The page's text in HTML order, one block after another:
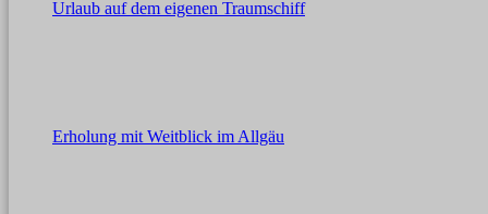
Urlaub auf dem eigenen Traumschiff
Erholung mit Weitblick im Allgäu